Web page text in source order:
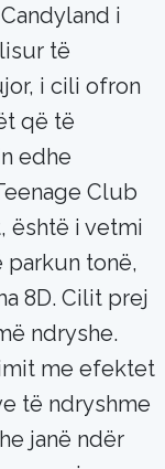
i
të
i cili ofron
që të
edhe
Club
është i vetmi
tonë,
8D. Cilit prej
ndryshe.
me efektet
të ndryshme
janë ndër